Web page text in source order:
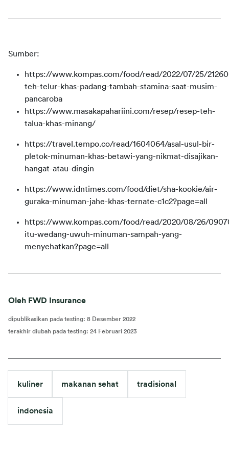
Sumber:
https://www.kompas.com/food/read/2022/07/25/
teh-telur-khas-padang-tambah-stamina-saat-musim-
pancaroba
https://www.masakapahariini.com/resep/resep-teh-
talua-khas-minang/
https://travel.tempo.co/read/1604064/asal-usul-bir-
pletok-minuman-khas-betawi-yang-nikmat-disajikan-
hangat-atau-dingin
https://www.idntimes.com/food/diet/sha-kookie/air-
guraka-minuman-jahe-khas-ternate-c1c2?page=all
https://www.kompas.com/food/read/2020/08/26/
itu-wedang-uwuh-minuman-sampah-yang-
menyehatkan?page=all
Oleh FWD Insurance
dipublikasikan pada testing: 8 Desember 2022
terakhir diubah pada testing: 24 Februari 2023
kuliner makanan sehat tradisional
indonesia